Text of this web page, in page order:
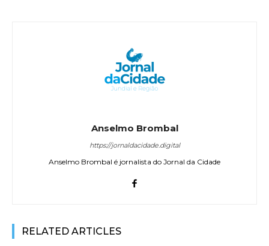
Anselmo Brombal
https://jornaldacidade.digital
Anselmo Brombal é jornalista do Jornal da Cidade
RELATED ARTICLES